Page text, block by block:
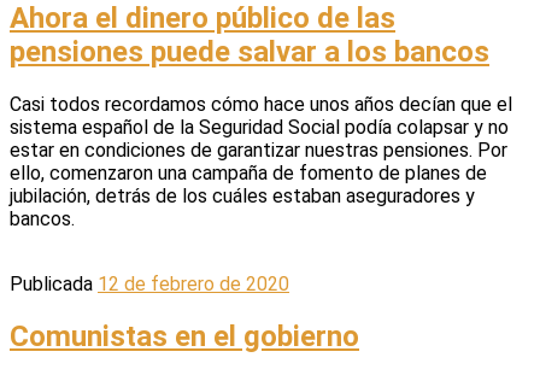
Ahora el dinero público de las
pensiones puede salvar a los bancos
Casi todos recordamos cómo hace unos años decían que el
sistema español de la Seguridad Social podía colapsar y no
estar en condiciones de garantizar nuestras pensiones. Por
ello, comenzaron una campaña de fomento de planes de
jubilación, detrás de los cuáles estaban aseguradores y
bancos.
Publicada 12 de febrero de 2020
Comunistas en el gobierno